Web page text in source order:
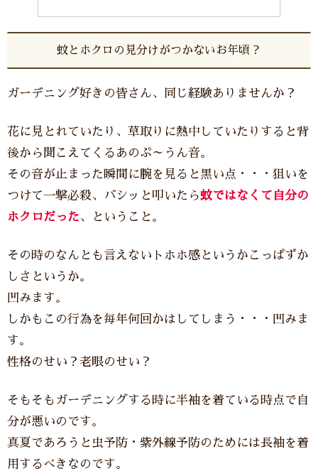
蚊とホクロの見分けがつかないお年頃？
ガーデニング好きの皆さん、同じ経験ありませんか？
花に見とれていたり、草取りに熱中していたりすると背
後から聞こえてくるあのぷ～うん音。
その音が止まった瞬間に腕を見ると黒い点・・・狙いを
つけて一撃必殺、バシッと叩いたら蚊ではなくて自分の
ホクロだった、ということ。
その時のなんとも言えないトホホ感というかこっぱずか
しさというか。
凹みます。
しかもこの行為を毎年何回かはしてしまう・・・凹みま
す。
性格のせい？老眼のせい？
そもそもガーデニングする時に半袖を着ている時点で自
分が悪いのです。
真夏であろうと虫予防・紫外線予防のためには長袖を着
用するべきなのです。